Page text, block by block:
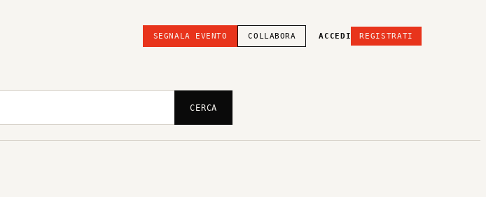
SEGNALA EVENTO COLLABORA ACCEDI REGISTRATI
CERCA